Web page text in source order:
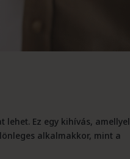
Ez egy kihívás, amellyel
alkalmakkor, mint a